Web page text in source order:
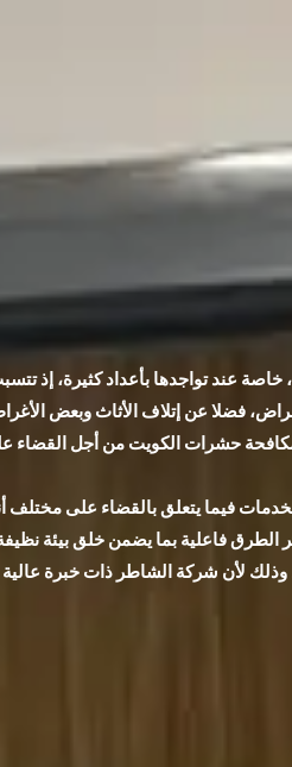
عند تواجدها بأعداد كثيرة، إذ
فضلا عن إتلاف الأثاث وبعض
مكافحة حشرات الكويت من أجل القضاء
فيما يتعلق بالقضاء على مختلف
الطرق فاعلية بما يضمن خلق بيئة
وذلك لأن شركة الشاطر ذات خبرة